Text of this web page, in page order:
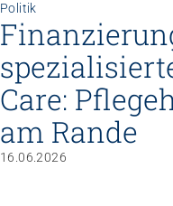
Politik
Care:
am Rande
16.06.2026